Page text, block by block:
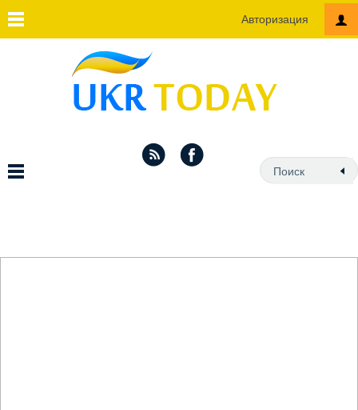
Авторизация